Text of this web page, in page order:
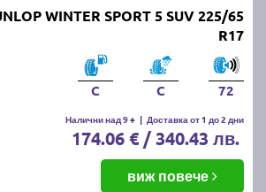
WINTER SPORT 5 SUV 225/65
R17
C C 72
Налични над 9 + | Доставка от 1 до 2 дни
174.06 € / 340.43 лв.
виж повече